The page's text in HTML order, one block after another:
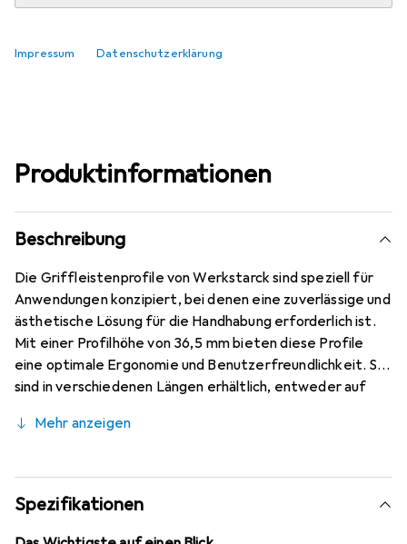
Impressum Datenschutzerklärung
Produktinformationen
Beschreibung
Die Griffleistenprofile von Werkstarck sind speziell für
Anwendungen konzipiert, bei denen eine zuverlässige und
ästhetische Lösung für die Handhabung erforderlich ist.
Mit einer Profilhöhe von 36,5 mm bieten diese Profile
eine optimale Ergonomie und Benutzerfreundlichkeit. Sie
sind in verschiedenen Längen erhältlich, entweder auf
Lagerlängen für den Selbstzuschnitt. Die Profile sind aus
eine nickelbeschichtete Oberfläche, die nicht nur für
eine ansprechende Optik sorgt, sondern auch die
Langlebigkeit des Produkts erhöht. Die mattierte
Schnittkante und der abgesetzte Harpunensteg bei den
Mehr anzeigen
Spezifikationen